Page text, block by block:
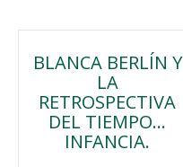
Navegación
de
entradas
BLANCA BERLÍN Y
LA
RETROSPECTIVA
DEL TIEMPO…
INFANCIA.